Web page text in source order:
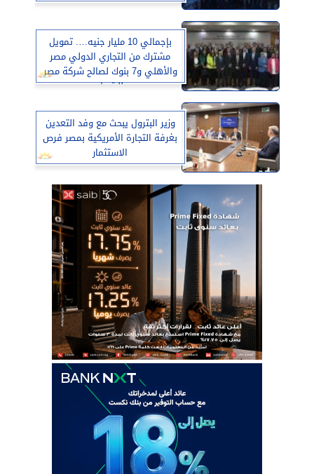
بإجمالي 10 مليار جنيه…. تمويل
مشترك من التجاري الدولي مصر
والأهلي و7 بنوك لصالح شركة مصر
للبترول
وزير البترول يبحث مع وفد التعدين
بغرفة التجارة الأمريكية بمصر فرص
الاستثمار